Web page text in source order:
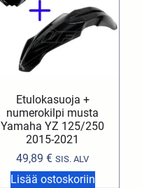
Etulokasuoja +
numerokilpi musta
Yamaha YZ 125/250
2015-2021
49,89€ SIS. ALV
Lisää ostoskoriin